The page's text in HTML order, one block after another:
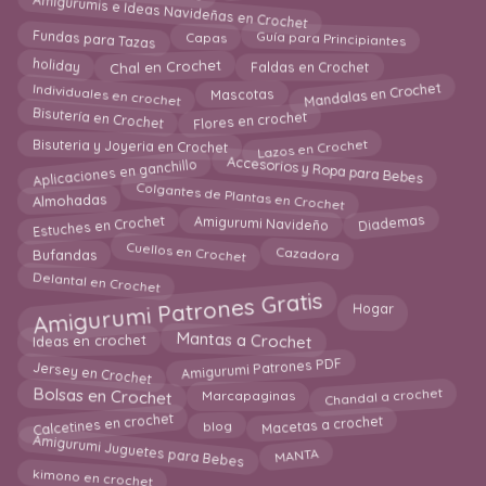
Amigurumis e Ideas Navideñas en Crochet
Fundas para Tazas Capas Guía para Principiantes
holiday Chal en Crochet Faldas en Crochet
Individuales en crochet Mascotas Mandalas en Crochet
Bisutería en Crochet Flores en crochet
Bisuteria y Joyeria en Crochet Lazos en Crochet
Aplicaciones en ganchillo Accesorios y Ropa para Bebes
Almohadas Colgantes de Plantas en Crochet
Estuches en Crochet Amigurumi Navideño Diademas
Bufandas Cuellos en Crochet Cazadora
Delantal en Crochet
Amigurumi Patrones Gratis Hogar
Ideas en crochet Mantas a Crochet
Jersey en Crochet Amigurumi Patrones PDF
Bolsas en Crochet Marcapaginas Chandal a crochet
Calcetines en crochet blog Macetas a crochet
Amigurumi Juguetes para Bebes MANTA
kimono en crochet